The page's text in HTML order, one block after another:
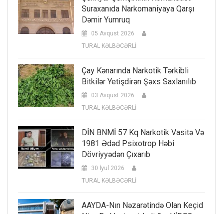
Suraxanıda Narkomaniyaya Qarşı
Dəmir Yumruq
05 Avqust 2026
TURAL KƏLBƏCƏRLİ
Çay Kənarında Narkotik Tərkibli
Bitkilər Yetişdirən Şəxs Saxlanılıb
03 Avqust 2026
TURAL KƏLBƏCƏRLİ
DİN BNMİ 57 Kq Narkotik Vasitə Və
1981 Ədəd Psixotrop Həbi
Dövriyyədən Çıxarıb
30 İyul 2026
TURAL KƏLBƏCƏRLİ
AAYDA-Nın Nəzarətində Olan Keçid